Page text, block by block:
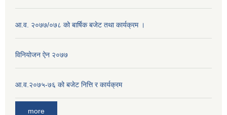
आ.व. २०७७/०७८ को बार्षिक बजेट तथा कार्यक्रम ।
विनियोजन ऐन २०७७
आ.व.२०७५-७६ को बजेट नित्ति र कार्यक्रम
more